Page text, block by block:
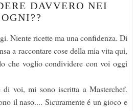
DAVVERO NEI
Niente ricette ma una confidenza. Di
a raccontare cose della mia vita qui,
che voglio condividere con voi oggi
voi, mi sono iscritta a Masterchef.
il naso.... Sicuramente é un gioco e